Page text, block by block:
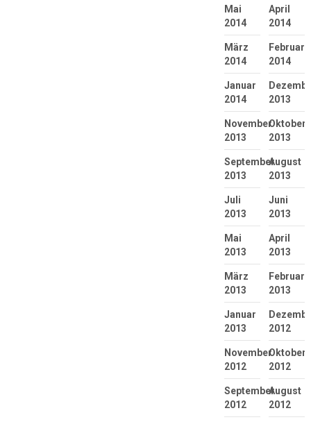
Mai
2014
April
2014
März
2014
Februar
2014
Januar
2014
2013
November
2013
Oktober
2013
September
2013
August
2013
Juli
2013
Juni
2013
Mai
2013
April
2013
März
2013
Februar
2013
Januar
2013
2012
November
2012
Oktober
2012
September
2012
August
2012